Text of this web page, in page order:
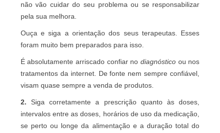
não vão cuidar do seu problema ou se responsabilizar
pela sua melhora.
Ouça e siga a orientação dos seus terapeutas. Esses
foram muito bem preparados para isso.
É absolutamente arriscado confiar no diagnósticoou nos
tratamentos da internet. De fonte nem sempre confiável,
visam quase sempre a venda de produtos.
2. Siga corretamente a prescrição quanto às doses,
intervalos entre as doses, horários de uso da medicação,
se perto ou longe da alimentação e a duração total do